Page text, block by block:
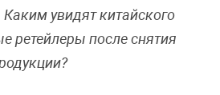
увидят китайского
ретейлеры после снятия